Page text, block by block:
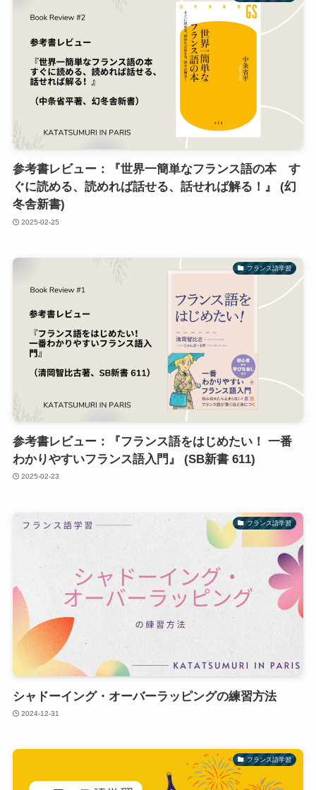
参考書レビュー：『世界一簡単なフランス語の本 す
ぐに読める、読めれば話せる、話せれば解る！』 (幻
冬舎新書)
2025-02-25
フランス語学習
参考書レビュー：『フランス語をはじめたい！ 一番
わかりやすいフランス語入門』 (SB新書 611)
2025-02-23
フランス語学習
シャドーイング・オーバーラッピングの練習方法
2024-12-31
フランス語学習